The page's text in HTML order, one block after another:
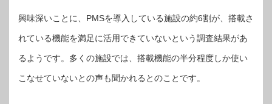
興味深いことに、PMSを導入している施設の約6割が、搭載さ
れている機能を満足に活用できていないという調査結果があ
るようです。多くの施設では、搭載機能の半分程度しか使い
こなせていないとの声も聞かれるとのことです。